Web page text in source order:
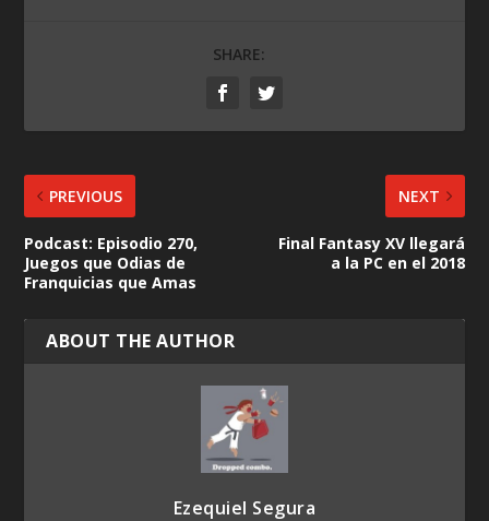
SHARE:
PREVIOUS
Podcast: Episodio 270,
Juegos que Odias de
Franquicias que Amas
NEXT
Final Fantasy XV llegará
a la PC en el 2018
ABOUT THE AUTHOR
Ezequiel Segura